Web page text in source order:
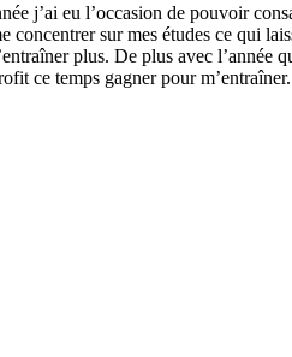
j’ai eu l’occasion de pouvoir
concentrer sur mes études ce qui
plus. De plus avec
ce temps gagner pour m’entraîner.